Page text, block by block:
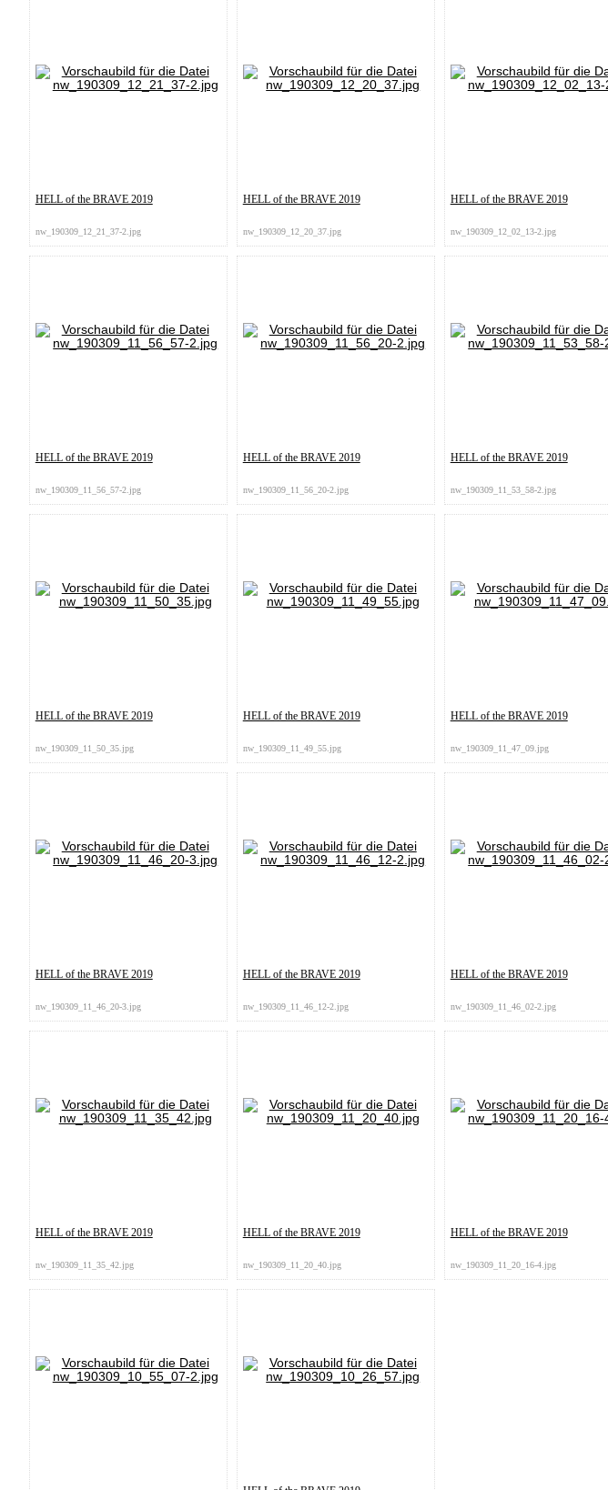
HELL of the BRAVE 2019
nw_190309_12_21_37-2.jpg
HELL of the BRAVE 2019
nw_190309_12_20_37.jpg
HELL of the BRAVE 2019
nw_190309_12_02_13-2.jpg
HELL of the BRAVE 2019
nw_190309_11_56_57-2.jpg
HELL of the BRAVE 2019
nw_190309_11_56_20-2.jpg
HELL of the BRAVE 2019
nw_190309_11_53_58-2.jpg
HELL of the BRAVE 2019
nw_190309_11_50_35.jpg
HELL of the BRAVE 2019
nw_190309_11_49_55.jpg
HELL of the BRAVE 2019
nw_190309_11_47_09.jpg
HELL of the BRAVE 2019
nw_190309_11_46_20-3.jpg
HELL of the BRAVE 2019
nw_190309_11_46_12-2.jpg
HELL of the BRAVE 2019
nw_190309_11_46_02-2.jpg
HELL of the BRAVE 2019
nw_190309_11_35_42.jpg
HELL of the BRAVE 2019
nw_190309_11_20_40.jpg
HELL of the BRAVE 2019
nw_190309_11_20_16-4.jpg